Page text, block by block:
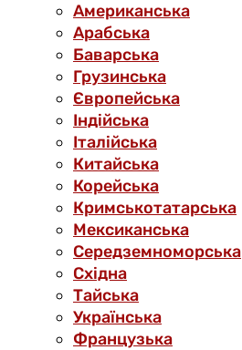
Американська
Арабська
Баварська
Грузинська
Європейська
Індійська
Італійська
Китайська
Корейська
Кримськотатарська
Мексиканська
Середземноморська
Східна
Тайська
Українська
Французька